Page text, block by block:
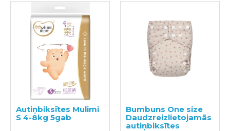
Autiņbiksītes Mulimi
S 4-8kg 5gab
Bumbuns One size
Daudzreizlietojamās
autiņbiksītes